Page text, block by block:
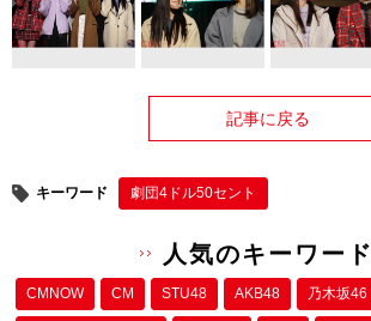
記事に戻る
キーワード 劇団4ドル50セント
人気のキーワード
CMNOW CM STU48 AKB48 乃木坂46